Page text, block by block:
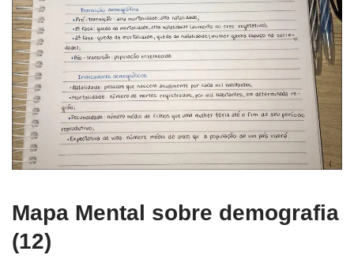
Mapa Mental sobre demografia
(12)